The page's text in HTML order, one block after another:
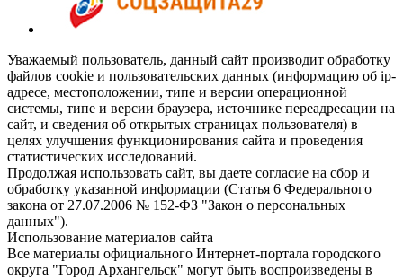
Уважаемый пользователь, данный сайт производит обработку
файлов cookie и пользовательских данных (информацию об ip-
адресе, местоположении, типе и версии операционной
системы, типе и версии браузера, источнике переадресации на
сайт, и сведения об открытых страницах пользователя) в
целях улучшения функционирования сайта и проведения
статистических исследований.
Продолжая использовать сайт, вы даете согласие на сбор и
обработку указанной информации (Статья 6 Федерального
закона от 27.07.2006 № 152-ФЗ "Закон о персональных
данных").
Использование материалов сайта
Все материалы официального Интернет-портала городского
округа "Город Архангельск" могут быть воспроизведены в